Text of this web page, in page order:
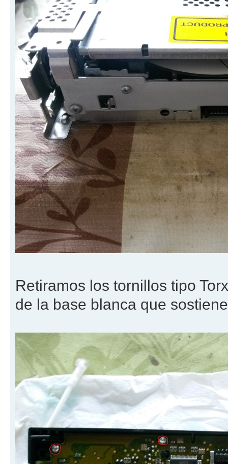
Retiramos los tornillos tipo
de la base blanca que